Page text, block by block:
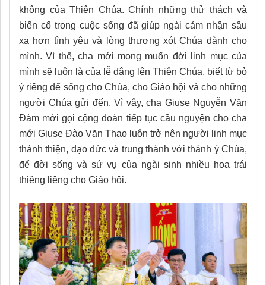
không của Thiên Chúa. Chính những thử thách và
biến cố trong cuộc sống đã giúp ngài cảm nhận sâu
xa hơn tình yêu và lòng thương xót Chúa dành cho
mình. Vì thế, cha mới mong muốn đời linh mục của
mình sẽ luôn là của lễ dâng lên Thiên Chúa, biết từ bỏ
ý riêng để sống cho Chúa, cho Giáo hội và cho những
người Chúa gửi đến. Vì vậy, cha Giuse Nguyễn Văn
Đàm mời gọi cộng đoàn tiếp tục cầu nguyện cho cha
mới Giuse Đào Văn Thao luôn trở nên người linh mục
thánh thiện, đạo đức và trung thành với thánh ý Chúa,
để đời sống và sứ vụ của ngài sinh nhiều hoa trái
thiêng liêng cho Giáo hội.